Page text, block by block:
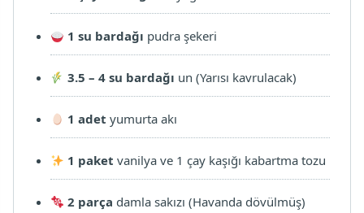
1 su bardağı pudra şekeri
3.5 – 4 su bardağı un (Yarısı kavrulacak)
1 adet yumurta akı
1 paket vanilya ve 1 çay kaşığı kabartma tozu
2 parça damla sakızı (Havanda dövülmüş)